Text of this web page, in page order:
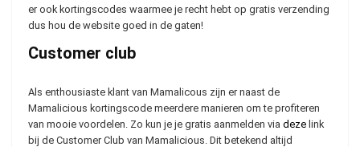
er ook kortingscodes waarmee je recht hebt op gratis verzending
dus hou de website goed in de gaten!
Customer club
Als enthousiaste klant van Mamalicous zijn er naast de
Mamalicious kortingscode meerdere manieren om te profiteren
van mooie voordelen. Zo kun je je gratis aanmelden via deze link
bij de Customer Club van Mamalicious. Dit betekend altijd